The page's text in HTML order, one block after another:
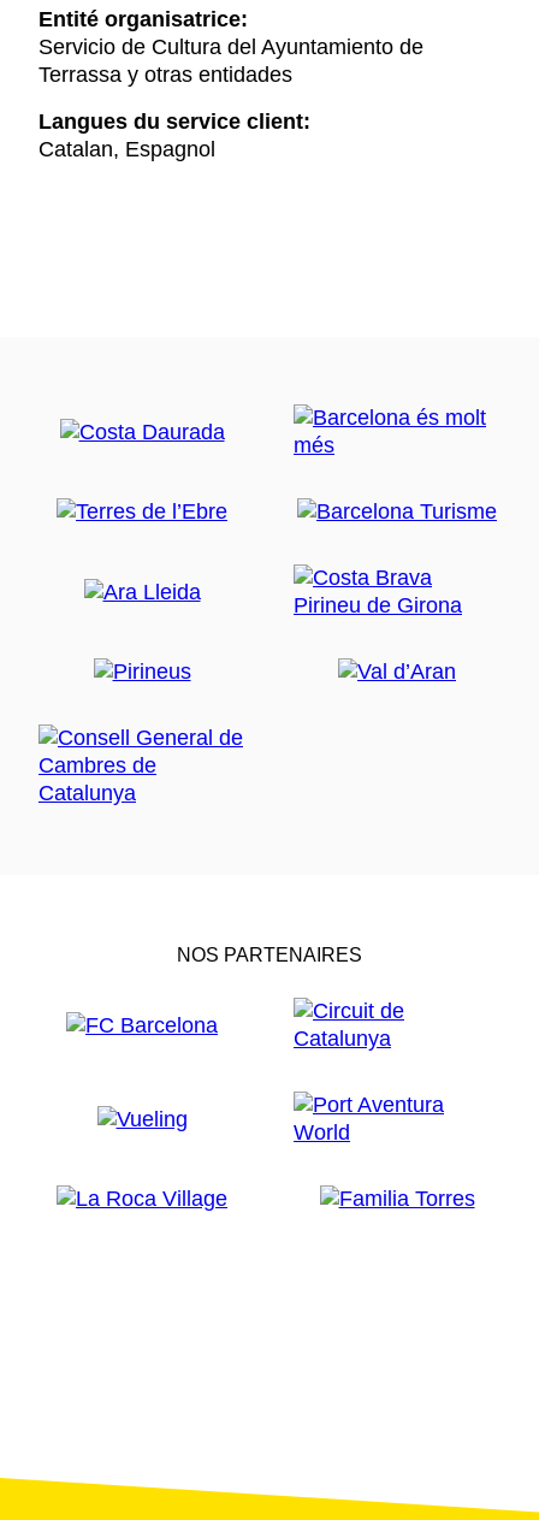
Entité organisatrice:
Servicio de Cultura del Ayuntamiento de
Terrassa y otras entidades
Langues du service client:
Catalan, Espagnol
NOS PARTENAIRES